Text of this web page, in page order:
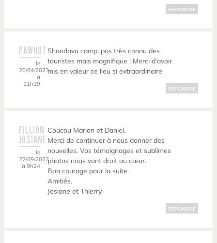
RÉPONDRE
PAWHUT
le
26/04/2023
à
11h19
Shandavu camp, pas très connu des
touristes mais magnifique ! Merci d’avoir
mis en valeur ce lieu si extraordinaire
RÉPONDRE
FILLION
JOSIANE
le
22/09/2022
à 9h24
Coucou Marion et Daniel.
Merci de continuer à nous donner des
nouvelles. Vos témoignages et sublimes
photos nous vont droit au cœur.
Bon courage pour la suite.
Amitiés.
Josiane et Thierry.
RÉPONDRE